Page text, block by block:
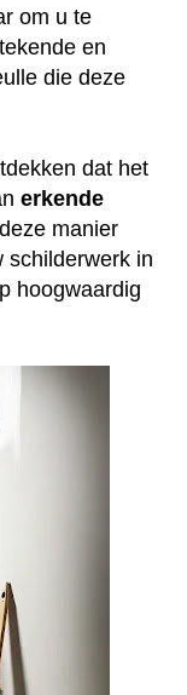
om u te
en
die deze
dat het
erkende
manier
schilderwerk in
hoogwaardig